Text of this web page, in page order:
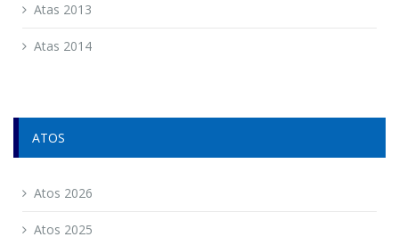
Atas 2013
Atas 2014
ATOS
Atos 2026
Atos 2025